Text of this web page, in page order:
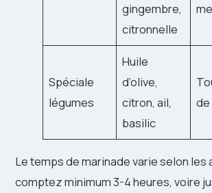
gingembre,
citronnelle
Spéciale
légumes
Huile
d’olive,
citron, ail,
basilic
Le temps de marinade varie selon les
comptez minimum 3-4 heures, voire